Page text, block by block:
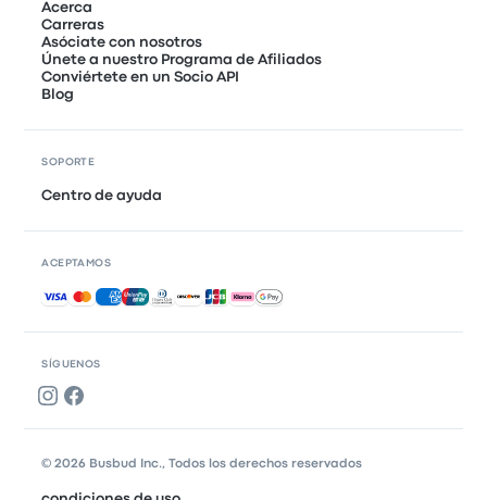
SÍGUENOS
Acerca
Carreras
Asóciate con nosotros
Únete a nuestro Programa de Afiliados
Conviértete en un Socio API
Blog
SOPORTE
Centro de ayuda
ACEPTAMOS
Pagos aceptados
© 2026 Busbud Inc., Todos los derechos reservados